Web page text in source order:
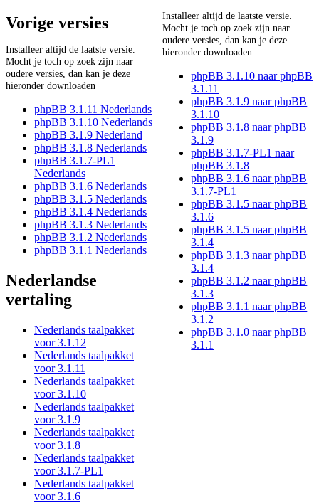
Vorige versies
Installeer altijd de laatste versie.
Mocht je toch op zoek zijn naar
oudere versies, dan kan je deze
hieronder downloaden
phpBB 3.1.11 Nederlands
phpBB 3.1.10 Nederlands
phpBB 3.1.9 Nederland
phpBB 3.1.8 Nederlands
phpBB 3.1.7-PL1
Nederlands
phpBB 3.1.6 Nederlands
phpBB 3.1.5 Nederlands
phpBB 3.1.4 Nederlands
phpBB 3.1.3 Nederlands
phpBB 3.1.2 Nederlands
phpBB 3.1.1 Nederlands
Nederlandse
vertaling
Nederlands taalpakket
voor 3.1.12
Nederlands taalpakket
voor 3.1.11
Nederlands taalpakket
voor 3.1.10
Nederlands taalpakket
voor 3.1.9
Nederlands taalpakket
voor 3.1.8
Nederlands taalpakket
voor 3.1.7-PL1
Nederlands taalpakket
voor 3.1.6
Installeer altijd de laatste versie.
Mocht je toch op zoek zijn naar
oudere versies, dan kan je deze
hieronder downloaden
phpBB 3.1.10 naar phpBB
3.1.11
phpBB 3.1.9 naar phpBB
3.1.10
phpBB 3.1.8 naar phpBB
3.1.9
phpBB 3.1.7-PL1 naar
phpBB 3.1.8
phpBB 3.1.6 naar phpBB
3.1.7-PL1
phpBB 3.1.5 naar phpBB
3.1.6
phpBB 3.1.5 naar phpBB
3.1.4
phpBB 3.1.3 naar phpBB
3.1.4
phpBB 3.1.2 naar phpBB
3.1.3
phpBB 3.1.1 naar phpBB
3.1.2
phpBB 3.1.0 naar phpBB
3.1.1